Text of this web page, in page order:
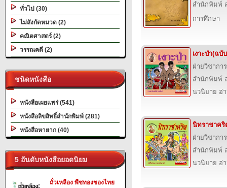
ทั่วไป (30)
ไม่สังกัดหมวด (2)
คณิตศาสตร์ (2)
วรรณคดี (2)
ชนิดหนังสือ
หนังสือเผยแพร่ (541)
หนังสือลิขสิทธิ์สำนักพิมพ์ (281)
หนังสือหายาก (40)
5 อันดับหนังสือยอดนิยม
ถั่วเหลือง พืชทองของไทย
สำนักพิมพ์
การศึกษา
เงาะป่า(ฉบั
ฝ่ายวิชากา
สำนักพิมพ์
นวนิยาย อ่
นิทราชาคริ
ฝ่ายวิชากา
สำนักพิมพ์
นวนิยาย อ่